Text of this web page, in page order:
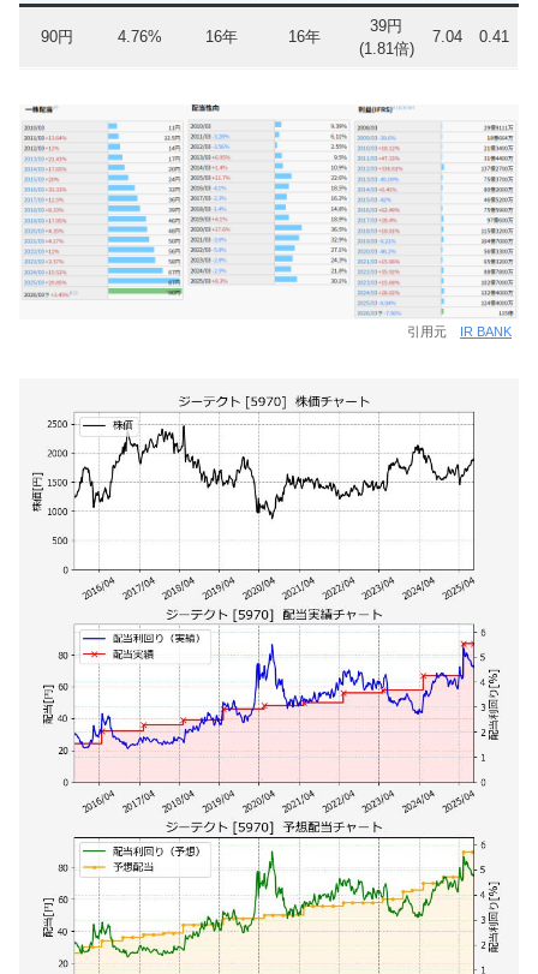
90円 4.76% 16年 16年
39円
(1.81倍)
7.04 0.41
引用元 IR BANK